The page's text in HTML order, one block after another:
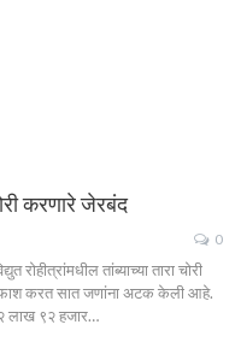
करणारे जेरबंद
0
रोहीत्रांमधील तांब्याच्या तारा चोरी
करत सात जणांना अटक केली आहे.
लाख ९२ हजार…